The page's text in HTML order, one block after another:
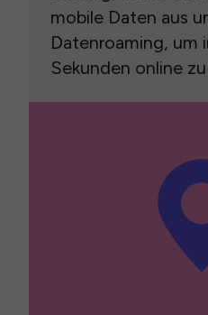
mobile Daten aus
Datenroaming, um
Sekunden online